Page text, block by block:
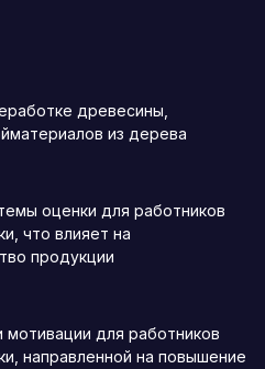
древесины,
из дерева
оценки для работников
что влияет на
продукции
для работников
направленной на повышение